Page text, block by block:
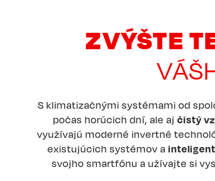
ZVÝŠTE
S klimatizačnými systémami od
počas horúcich dní, ale aj čistý
využívajú moderné invertné
existujúcich systémov a
svojho smartfónu a užívajte si